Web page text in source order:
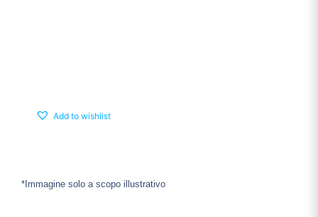
Add to wishlist
*Immagine solo a scopo illustrativo